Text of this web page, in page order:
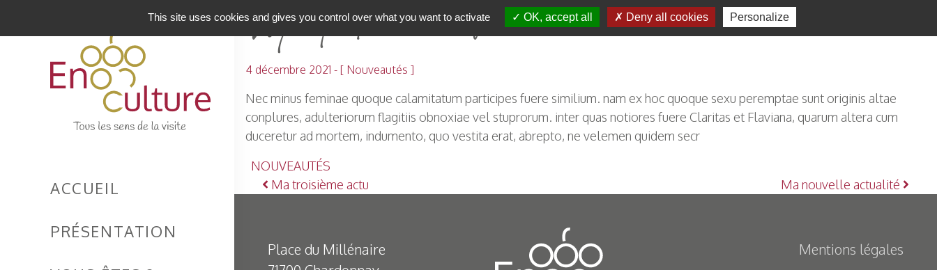
ACCUEIL
PRÉSENTATION
Ma deuxième actu
4 décembre 2021 - [ Nouveautés ]
Nec minus feminae quoque calamitatum participes fuere similium. nam ex hoc quoque sexu peremptae sunt originis altae
conplures, adulteriorum flagitiis obnoxiae vel stuprorum. inter quas notiores fuere Claritas et Flaviana, quarum altera cum
duceretur ad mortem, indumento, quo vestita erat, abrepto, ne velemen quidem secr
NOUVEAUTÉS
Navigation
Ma troisième actu Ma nouvelle actualité
Place du Millénaire
Mentions légales
This site uses cookies and gives you control over what you want to activate OK, accept all Deny all cookies Personalize